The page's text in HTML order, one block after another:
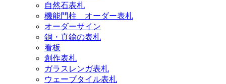
自然石表札
機能門柱 オーダー表札
オーダーサイン
銅・真鍮の表札
看板
創作表札
ガラスレンガ表札
ウェーブタイル表札